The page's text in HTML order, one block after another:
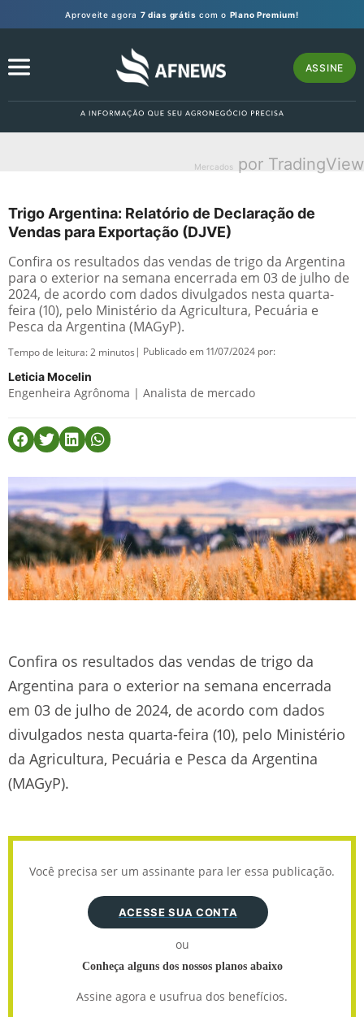
Aproveite agora 7 dias grátis com o Plano Premium!
ASSINE
Mercados por TradingView
Trigo Argentina: Relatório de Declaração de
Vendas para Exportação (DJVE)
Confira os resultados das vendas de trigo da Argentina
para o exterior na semana encerrada em 03 de julho de
2024, de acordo com dados divulgados nesta quarta-
feira (10), pelo Ministério da Agricultura, Pecuária e
Pesca da Argentina (MAGyP).
Tempo de leitura:2 minutos | Publicado em 11/07/2024 por:
Leticia Mocelin
Engenheira Agrônoma | Analista de mercado
Confira os resultados das vendas de trigo da
Argentina para o exterior na semana encerrada
em 03 de julho de 2024, de acordo com dados
divulgados nesta quarta-feira (10), pelo Ministério
da Agricultura, Pecuária e Pesca da Argentina
(MAGyP).
Você precisa ser um assinante para ler essa publicação.
ACESSE SUA CONTA
ou
Conheça alguns dos nossos planos abaixo
Assine agora e usufrua dos benefícios.